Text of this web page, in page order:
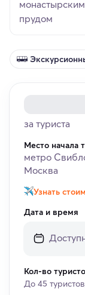
монастырским
прудом
за туриста
Место начала
метро
Москва
Узнать
Дата и время
Кол-во
До 45